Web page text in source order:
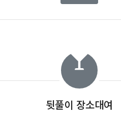
뒷풀이 장소대여